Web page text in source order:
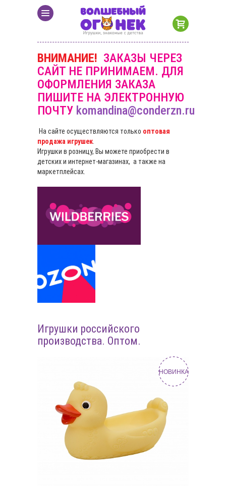
ВНИМАНИЕ! ЗАКАЗЫ ЧЕРЕЗ
САЙТ НЕ ПРИНИМАЕМ. ДЛЯ
ОФОРМЛЕНИЯ ЗАКАЗА
ПИШИТЕ НА ЭЛЕКТРОННУЮ
ПОЧТУ komandina@conderzn.ru
На сайте осуществляются только оптовая
продажа игрушек
Игрушки в розницу, Вы можете приобрести в
детских и интернет-магазинах, а также на
маркетплейсах.
Игрушки российского
производства. Оптом.
НОВИНКА